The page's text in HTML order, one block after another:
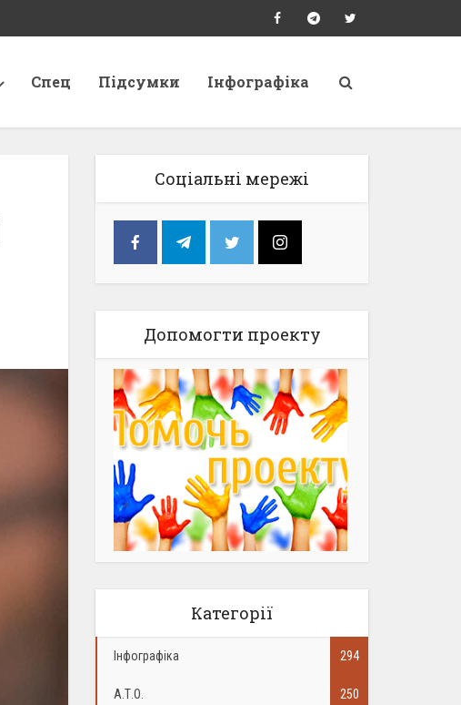
Спец Підсумки Інфографіка
Соціальні мережі
Допомогти проекту
Категорії
Інфографіка 294
А.Т.О. 250